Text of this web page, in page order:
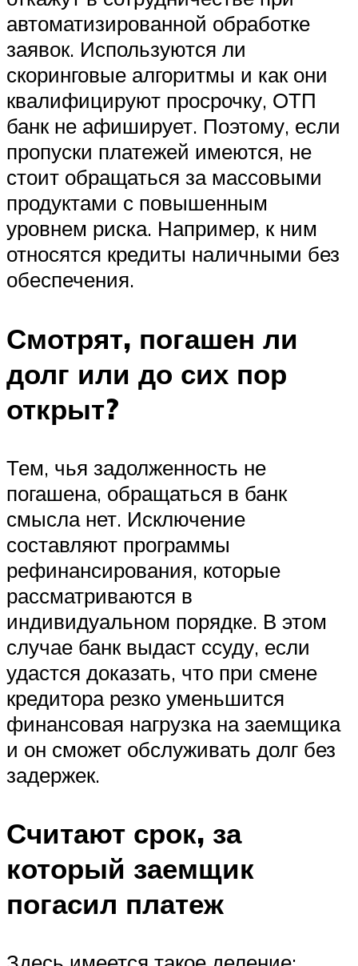
автоматизированной обработке
заявок. Используются ли
скоринговые алгоритмы и как они
квалифицируют просрочку, ОТП
банк не афиширует. Поэтому, если
пропуски платежей имеются, не
стоит обращаться за массовыми
продуктами с повышенным
уровнем риска. Например, к ним
относятся кредиты наличными без
обеспечения.
Смотрят, погашен ли
долг или до сих пор
открыт?
Тем, чья задолженность не
погашена, обращаться в банк
смысла нет. Исключение
составляют программы
рефинансирования, которые
рассматриваются в
индивидуальном порядке. В этом
случае банк выдаст ссуду, если
удастся доказать, что при смене
кредитора резко уменьшится
финансовая нагрузка на заемщика
и он сможет обслуживать долг без
задержек.
Считают срок, за
который заемщик
погасил платеж